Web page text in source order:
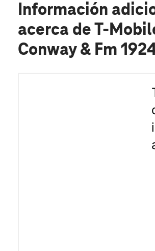
Información
acerca de T-
Conway & Fm